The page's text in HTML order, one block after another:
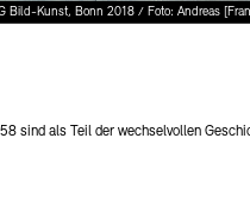
Bild-Kunst, Bonn 2018 / Foto: Andreas
sind als Teil der wechselvollen